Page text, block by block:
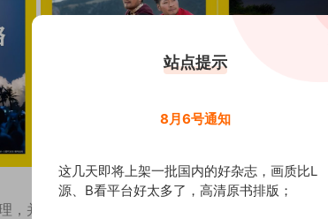
，并非实际画质。
站点提示
8月6号通知
这几天即将上架一批国内的好杂志，画质比L
源、B看平台好太多了，高清原书排版；